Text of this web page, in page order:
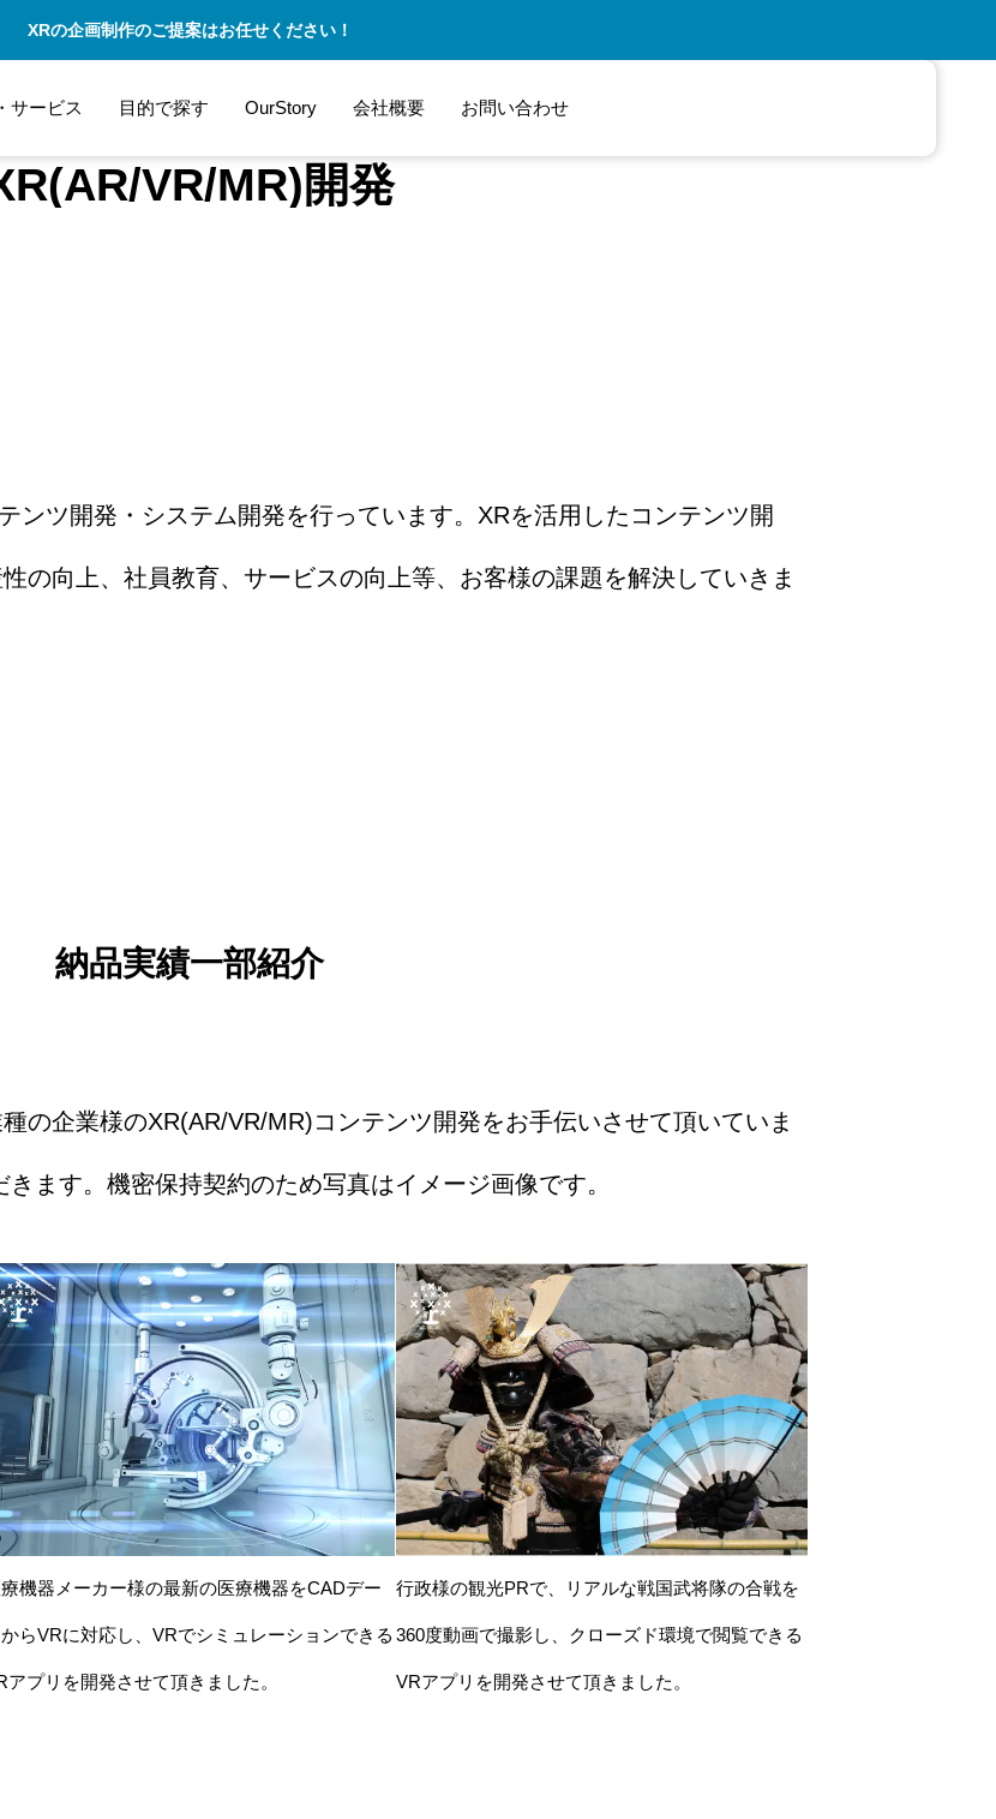
XRの企画制作のご提案はお任せください！
サービス 目的で探す OurStory 会社概要 お問い合わせ
VR/MR)開発
ンツ開発・システム開発を行っています。XRを活用したコンテンツ開
の向上、社員教育、サービスの向上等、お客様の課題を解決していきま
納品実績一部紹介
の企業様のXR(AR/VR/MR)コンテンツ開発をお手伝いさせて頂いていま
ます。機密保持契約のため写真はイメージ画像です。
機器メーカー様の最新の医療機器をCADデー
からVRに対応し、VRでシミュレーションできる
アプリを開発させて頂きました。
行政様の観光PRで、リアルな戦国武将隊の合戦を
360度動画で撮影し、クローズド環境で閲覧できる
VRアプリを開発させて頂きました。